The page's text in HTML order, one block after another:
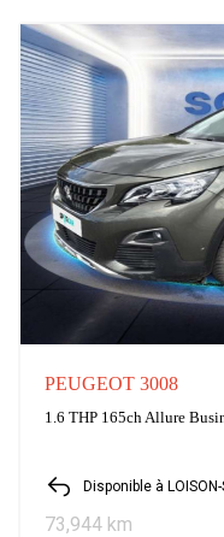
PEUGEOT 3008
1.6 THP 165ch Allure
Disponible à LOISON-
73,944 km